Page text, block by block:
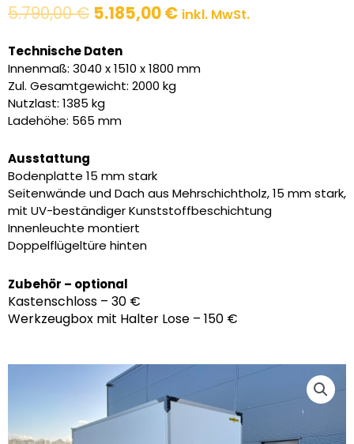
5.790,00€ Ursprünglicher
war:
5.790,00 €
5.185,00€Aktueller
5.185,00 €.
inkl. MwSt.
Technische Daten
Innenmaß: 3040 x 1510 x 1800 mm
Zul. Gesamtgewicht: 2000 kg
Nutzlast: 1385 kg
Ladehöhe: 565 mm
Ausstattung
Bodenplatte 15 mm stark
Seitenwände und Dach aus Mehrschichtholz, 15 mm stark,
mit UV-beständiger Kunststoffbeschichtung
Innenleuchte montiert
Doppelflügeltüre hinten
Zubehör – optional
Kastenschloss – 30 €
Werkzeugbox mit Halter Lose – 150 €